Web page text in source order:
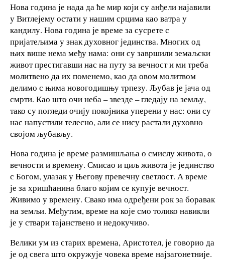
Нова година је нада да ће мир који су анђели најавили
у Витлејему остати у нашим срцима као ватра у
кандилу. Нова година је време за сусрете с
пријатељима у знак духовног јединства. Многих од
њих више нема међу нама: они су завршили земаљски
живот престигавши нас на путу за вечност и ми треба
молитвено да их поменемо, као да овом молитвом
делимо с њима новогодишњу трпезу. Љубав је јача од
смрти. Као што очи неба – звезде – гледају на земљу,
тако су погледи очију покојника уперени у нас: они су
нас напустили телесно, али се нису растали духовно
својом љубављу.
Нова година је време размишљања о смислу живота, о
вечности и времену. Смисао и циљ живота је јединство
с Богом, улазак у Његову превечну светлост. А време
је за хришћанина благо којим се купује вечност.
Живимо у времену. Свако има одређени рок за боравак
на земљи. Међутим, време на које смо толико навикли
је у ствари тајанствено и недокучиво.
Велики ум из старих времена, Аристотел, је говорио да
је од свега што окружује човека време најзагонетније.